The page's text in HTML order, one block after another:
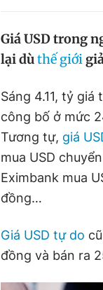
Giá USD trong
lại dùthế giới
Sáng 4.11, tỷ
công bố ở mức
Tương tự, giá
mua USD
Eximbank mua
đồng…
Giá USD tự do
đồng và bán ra